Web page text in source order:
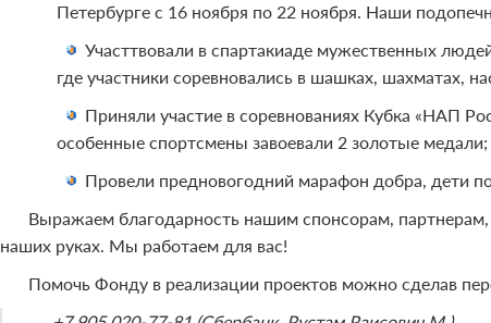
Петербурге с 16 ноября по 22 ноября. Наши
Участтвовали в спартакиаде мужественных
где участники соревновались в шашках, шахматах,
Приняли участие в соревнованиях Кубка «НАП
особенные спортсмены завоевали 2 золотые медали;
Провели предновогодний марафон добра, дети
Выражаем благодарность нашим спонсорам,
наших руках. Мы работаем для вас!
Помочь Фонду в реализации проектов можно сделав